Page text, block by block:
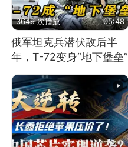
3649 次播放 05:48
俄军坦克兵潜伏敌后半
年，T-72变身“地下堡垒”